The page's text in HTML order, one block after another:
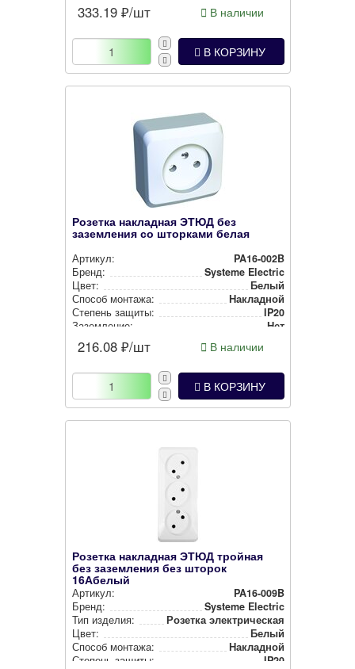
333.19 ₽/шт В наличии
В КОРЗИНУ
Розетка накладная ЭТЮД без
заземления со шторками белая
Артикул:
PA16-002B
Бренд:
Systeme Electric
Цвет:
Белый
Способ монтажа:
Накладной
Степень защиты:
IP20
Заземление:
Нет
216.08 ₽/шт В наличии
В КОРЗИНУ
Розетка накладная ЭТЮД тройная
без заземления без шторок
16Абелый
Артикул:
PA16-009B
Бренд:
Systeme Electric
Тип изделия:
Розетка элек­три­чес­кая
Цвет:
Белый
Способ монтажа:
Накладной
Степень защиты:
IP20